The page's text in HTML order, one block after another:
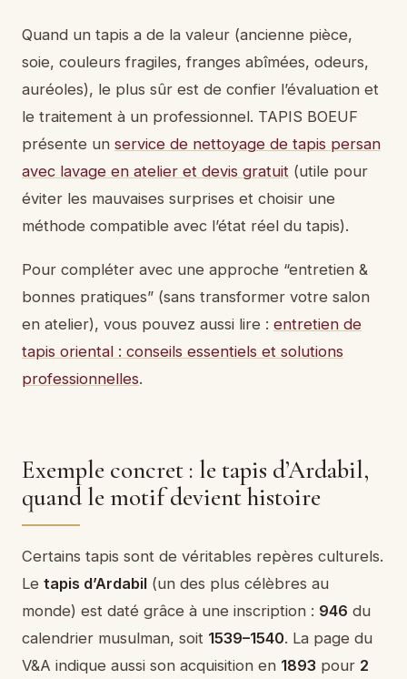
Quand un tapis a de la valeur (ancienne pièce,
soie, couleurs fragiles, franges abîmées, odeurs,
auréoles), le plus sûr est de confier l’évaluation et
le traitement à un professionnel. TAPIS BOEUF
présente un service de nettoyage de tapis persan
avec lavage en atelier et devis gratuit (utile pour
éviter les mauvaises surprises et choisir une
méthode compatible avec l’état réel du tapis).
Pour compléter avec une approche “entretien &
bonnes pratiques” (sans transformer votre salon
en atelier), vous pouvez aussi lire : entretien de
tapis oriental : conseils essentiels et solutions
professionnelles.
Exemple concret : le tapis d’Ardabil,
quand le motif devient histoire
Certains tapis sont de véritables repères culturels.
Le tapis d’Ardabil (un des plus célèbres au
monde) est daté grâce à une inscription : 946 du
calendrier musulman, soit 1539–1540. La page du
V&A indique aussi son acquisition en 1893 pour 2